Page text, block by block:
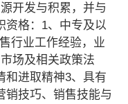
开发与积累，并与
资格：1、中专及以
行业工作经验，业
场及相关政策法
和进取精神3、具有
销技巧、销售技能与